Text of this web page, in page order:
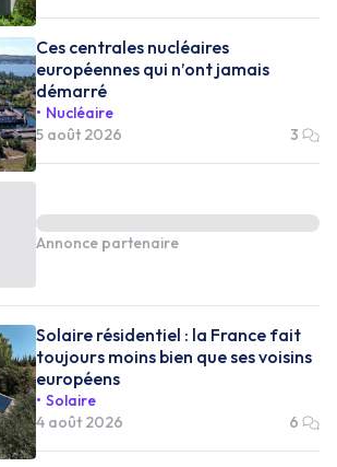
Ces centrales nucléaires
européennes qui n’ont jamais
démarré
Nucléaire
5 août 2026
3
Annonce partenaire
Solaire résidentiel : la France fait
toujours moins bien que ses voisins
européens
Solaire
4 août 2026
6